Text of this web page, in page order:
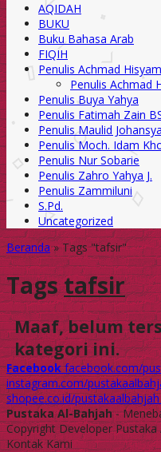
AQIDAH
BUKU
Buku Bahasa Arab
FIQIH
Penulis Achmad
Penulis Achmad
Penulis Buya Yahya
Penulis Fatimah Zain
Penulis Maulid
Penulis Moch. Idam
Penulis Nur Sobarie
Penulis Zahro Yahya J.
Penulis Zammiluni
S.Pd.
Uncategorized
Beranda»Tags "tafsir"
Tagstafsir
Maaf, belum
kategori ini.
Facebook facebook.com/
instagram.com/
shopee.co.id/
Pustaka Al-Bahjah-
Copyright Developer Pustaka
Kontak Kami